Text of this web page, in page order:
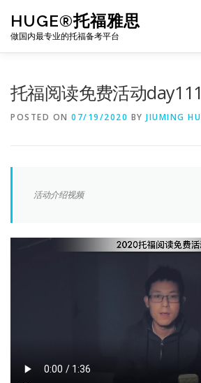
content
HUGE®托福雅思
做国内最专业的托福备考平台
托福阅读免费活动day111
POSTED ON 07/19/2020 BY JIUMING HU
活动介绍视频